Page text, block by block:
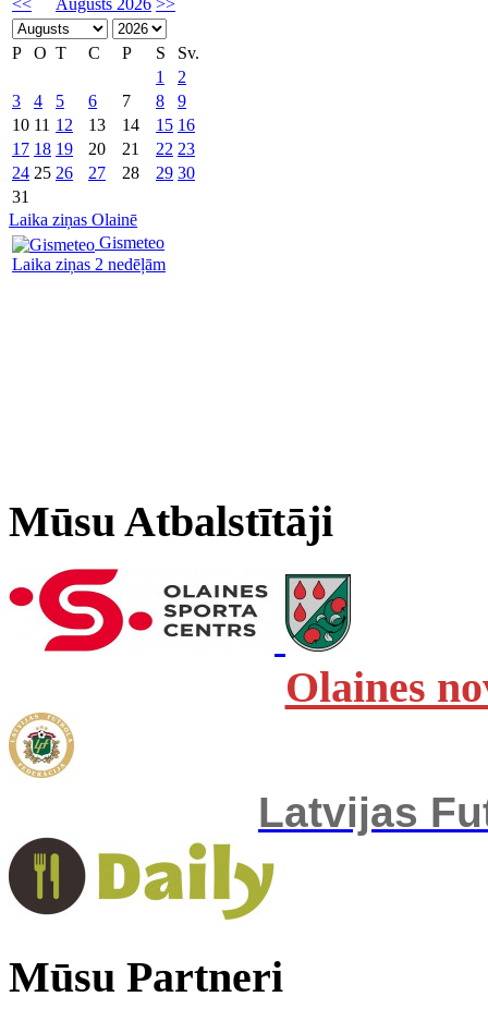
<< Augusts 2026 >>
P O T C P S
Sv.
1
2
3
4 5 6 7 8
9
10 11 12 13 14 15 16
17 18 19 20 21 22 23
24 25 26 27 28 29 30
31
Laika ziņas Olainē
Gismeteo
Laika ziņas 2 nedēļām
Mūsu Atbalstītāji
Olaines
Latvijas
Mūsu Partneri